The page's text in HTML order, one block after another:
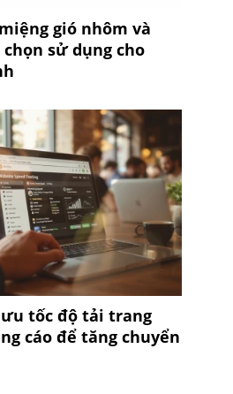
gió nhôm và
sử dụng cho
tốc độ tải trang
cáo để tăng chuyển